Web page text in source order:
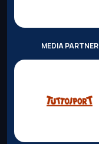
MEDIA PARTNER